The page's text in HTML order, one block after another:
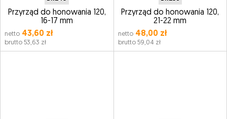
Przyrząd do honowania 120,
16-17 mm
netto 43,60 zł
brutto 53,63 zł
Przyrząd do honowania 120,
21-22 mm
netto48,00 zł
brutto 59,04 zł